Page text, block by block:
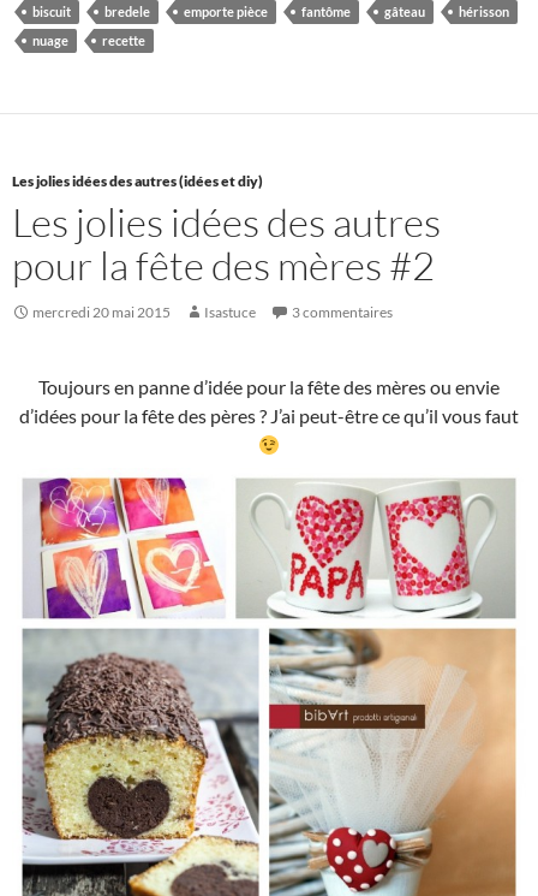
biscuit bredele emporte pièce fantôme gâteau
hérisson
nuage
recette
Les jolies idées des autres (idées et diy)
Les jolies idées des autres
pour la fête des mères #2
mercredi 20 mai 2015 Isastuce 3 commentaires
Toujours en panne d’idée pour la fête des mères ou envie
d’idées pour la fête des pères ? J’ai peut-être ce qu’il vous faut